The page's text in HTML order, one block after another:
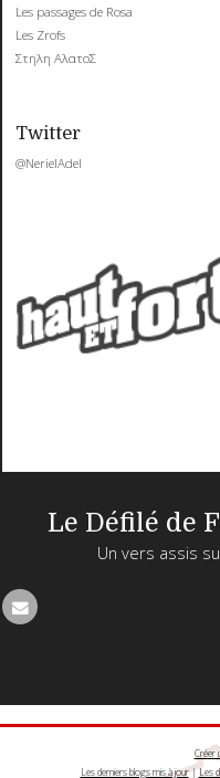
Les passages de Rosa
Les Zrofs
Στηλη ΑλατοΣ
Twitter
@NerielAdel
Le Défilé de
Un vers assis
Créer
Les derniers blogs mis à jour|Les